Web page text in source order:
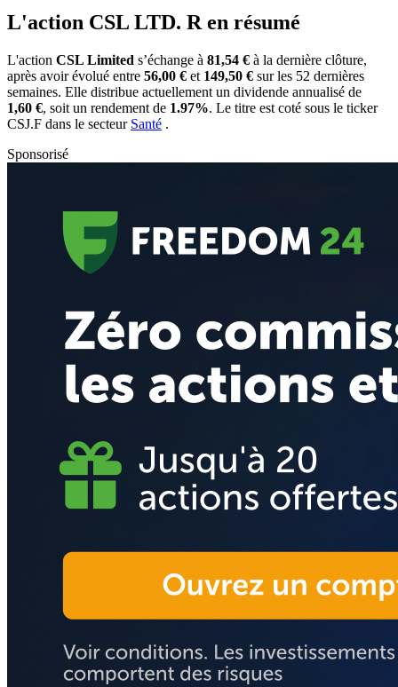
L'action CSL LTD. R en résumé
L'action CSL Limited s’échange à 81,54 € à la dernière clôture,
après avoir évolué entre 56,00 € et 149,50 € sur les 52 dernières
semaines. Elle distribue actuellement un dividende annualisé de
1,60 €, soit un rendement de 1.97%. Le titre est coté sous le ticker
CSJ.F dans le secteur Santé .
Sponsorisé